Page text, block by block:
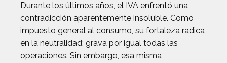
Durante los últimos años, el IVA enfrentó una
contradicción aparentemente insoluble. Como
impuesto general al consumo, su fortaleza radica
en la neutralidad: grava por igual todas las
operaciones. Sin embargo, esa misma